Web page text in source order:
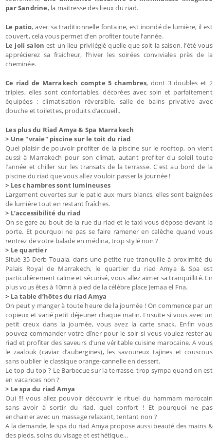
par Sandrine, la maitresse des lieux du riad.
Le patio, avec sa traditionnelle fontaine, est inondé de lumière, il est
couvert, cela vous permet d’en profiter toute l’année.
Le joli salon est un lieu privilégié quelle que soit la saison, l’été vous
apprécierez sa fraicheur, l’hiver les soirées conviviales près de la
cheminée.
Ce riad de Marrakech compte 5 chambres, dont 3 doubles et 2
triples, elles sont confortables, décorées avec soin et parfaitement
équipées : climatisation réversible, salle de bains privative avec
douche et toilettes, produits d’accueil..
Les plus du Riad Amya & Spa Marrakech
> Une "vraie" piscine sur le toit du riad
Quel plaisir de pouvoir profiter de la piscine sur le rooftop, on vient
aussi à Marrakech pour son climat, autant profiter du soleil toute
l’année et chiller sur les transats de la terrasse. C'est au bord de la
piscine du riad que vous allez vouloir passer la journée !
> Les chambres sont lumineuses
Largement ouvertes sur le patio aux murs blancs, elles sont baignées
de lumière tout en restant fraîches.
> L’accessibilité du riad
On se gare au bout de la rue du riad et le taxi vous dépose devant la
porte. Et pourquoi ne pas se faire ramener en calèche quand vous
rentrez de votre balade en médina, trop stylé non ?
> Le quartier
Situé 35 Derb Touala, dans une petite rue tranquille à proximité du
Palais Royal de Marrakech, le quartier du riad Amya & Spa est
particulièrement calme et sécurisé, vous allez aimer sa tranquillité. En
plus vous êtes à 10mn à pied de la célèbre place Jemaa el Fna.
> La table d’hôtes du riad Amya
On peut y manger à toute heure de la journée ! On commence par un
copieux et varié petit déjeuner chaque matin. Ensuite si vous avec un
petit creux dans la journée, vous avez la carte snack. Enfin vous
pouvez commander votre dîner pour le soir si vous voulez rester au
riad et profiter des saveurs d’une véritable cuisine marocaine. A vous
le zaalouk (caviar d’aubergines), les savoureux tajines et couscous
sans oublier le classique orange-cannelle en dessert.
Le top du top ? Le Barbecue sur la terrasse, trop sympa quand on est
en vacances non ?
> Le spa du riad Amya
Oui !!! vous allez pouvoir découvrir le rituel du hammam marocain
sans avoir à sortir du riad, quel confort ! Et pourquoi ne pas
enchainer avec un massage relaxant, tentant non ?
A la demande, le spa du riad Amya propose aussi beauté des mains &
des pieds, soins du visage et esthétique…